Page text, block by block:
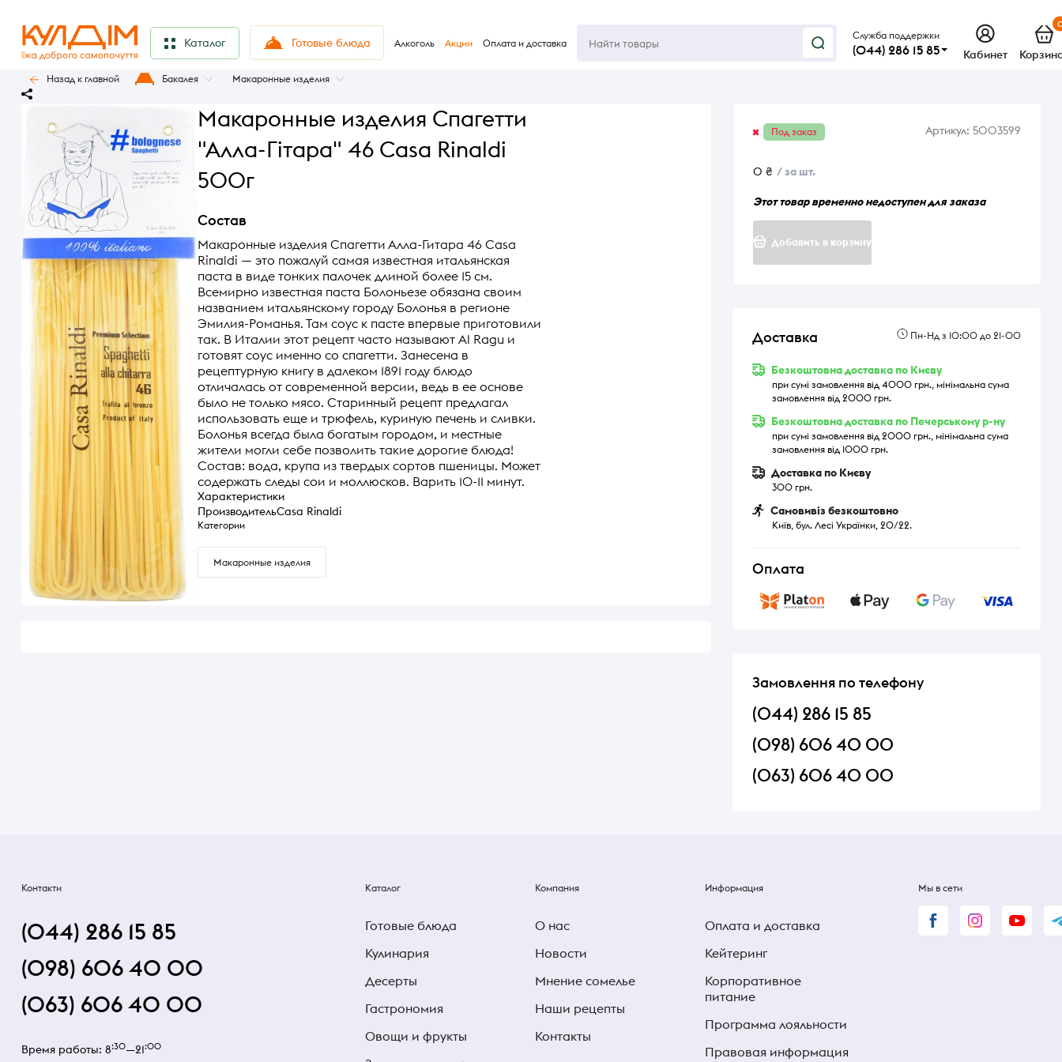
Каталог Готовые блюда Алкоголь Акции Оплата и доставка
Служба поддержки
(044) 286 15 85 Кабинет
Назад к главной Бакалея Макаронные изделия
Макаронные изделия Спагетти
"Алла-Гітара" 46 Casa Rinaldi
500г
Состав
Макаронные изделия Спагетти Алла-Гитара 46 Casa
Rinaldi — это пожалуй самая известная итальянская
паста в виде тонких палочек длиной более 15 см.
Всемирно известная паста Болоньезе обязана своим
названием итальянскому городу Болонья в регионе
Эмилия-Романья. Там соус к пасте впервые приготовили
так. В Италии этот рецепт часто называют Al Ragu и
готовят соус именно со спагетти. Занесена в
рецептурную книгу в далеком 1891 году блюдо
отличалась от современной версии, ведь в ее основе
было не только мясо. Старинный рецепт предлагал
использовать еще и трюфель, куриную печень и сливки.
Болонья всегда была богатым городом, и местные
жители могли себе позволить такие дорогие блюда!
Состав: вода, крупа из твердых сортов пшеницы. Может
содержать следы сои и моллюсков. Варить 10-11 минут.
Характеристики
ПроизводительCasa Rinaldi
Категории
Макаронные изделия
Под заказ Артикул: 5003599
0 ₴ / за шт.
Этот товар временно недоступен для заказа
Добавить в корзину
Доставка Пн-Нд з 10:00 до 21-00
Безкоштовна доставка по Києву
при сумі замовлення від 4000 грн., мінімальна сума
замовлення від 2000 грн.
Безкоштовна доставка по Печерському р-ну
при сумі замовлення від 2000 грн., мінімальна сума
замовлення від 1000 грн.
Доставка по Києву
300 грн.
Самовивіз безкоштовно
Київ, бул. Лесі Українки, 20/22.
Оплата
Замовлення по телефону
(044) 286 15 85
(098) 606 40 00
(063) 606 40 00
Контакти
(044) 286 15 85
(098) 606 40 00
(063) 606 40 00
Время работы: 8:30—21:00
Каталог
Готовые блюда
Кулинария
Десерты
Гастрономия
Овощи и фрукты
Компания
О нас
Новости
Мнение сомелье
Наши рецепты
Контакты
Информация
Оплата и доставка
Кейтеринг
Корпоративное
питание
Программа лояльности
Правовая информация
Мы в сети